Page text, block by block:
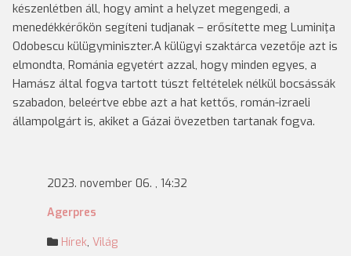
készenlétben áll, hogy amint a helyzet megengedi, a
menedékkérőkön segíteni tudjanak – erősítette meg Luminiţa
Odobescu külügyminiszter.A külügyi szaktárca vezetője azt is
elmondta, Románia egyetért azzal, hogy minden egyes, a
Hamász által fogva tartott túszt feltételek nélkül bocsássák
szabadon, beleértve ebbe azt a hat kettős, román-izraeli
állampolgárt is, akiket a Gázai övezetben tartanak fogva.
2023. november 06. , 14:32
Agerpres
Hírek, Világ